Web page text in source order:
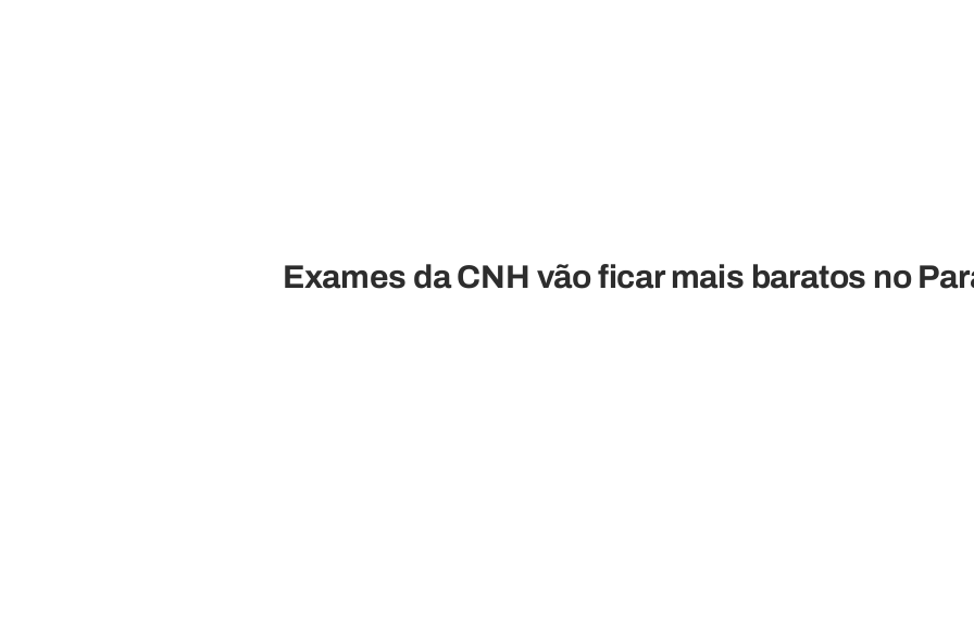
Exames da CNH vão ficar mais baratos no